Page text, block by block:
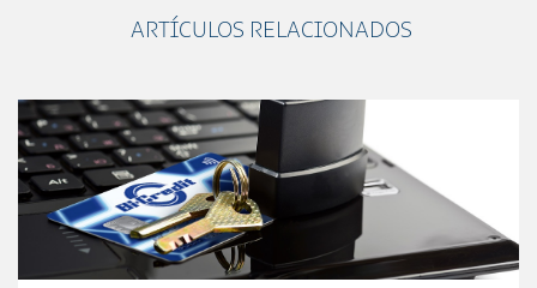
ARTÍCULOS RELACIONADOS